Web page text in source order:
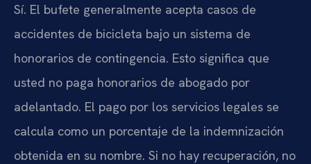
Sí. El bufete generalmente acepta casos de
accidentes de bicicleta bajo un sistema de
honorarios de contingencia. Esto significa que
usted no paga honorarios de abogado por
adelantado. El pago por los servicios legales se
calcula como un porcentaje de la indemnización
obtenida en su nombre. Si no hay recuperación, no